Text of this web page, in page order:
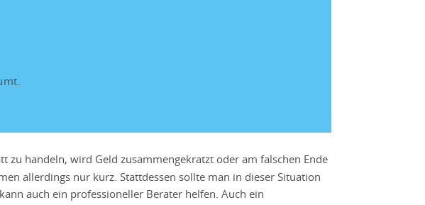
zu handeln, wird Geld zusammengekratzt oder am falschen Ende
allerdings nur kurz. Stattdessen sollte man in dieser Situation
auch ein professioneller Berater helfen. Auch ein